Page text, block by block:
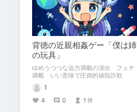
背徳の近親相姦ゲー「僕は姉
の玩具」
ゆめうつつな迫力満載の演出 フェチ
満載 いい意味で圧倒的値段詐欺
1
4
0 1 分